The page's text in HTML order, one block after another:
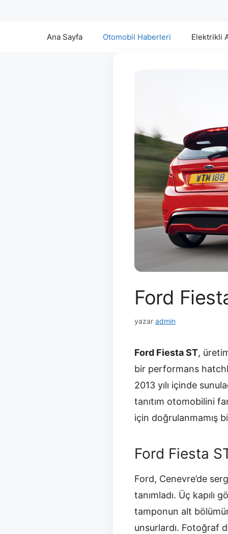
Ana Sayfa Otomobil Haberleri Elektrikli
Ford
yazar admin
Ford Fiesta ST,
bir performans
2013 yılı içinde
tanıtım otomobilini
için doğrulanmamış
Ford Fiesta
Ford, Cenevre’de
tanımladı. Üç
tamponun alt
unsurlardı. Fotoğraf